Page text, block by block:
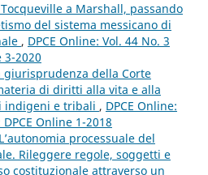
a Marshall, passando
del sistema messicano di
, DPCE Online: Vol. 44 No. 3
3-2020
giurisprudenza della Corte
di diritti alla vita e alla
indigeni e tribali , DPCE Online:
Online 1-2018
L’autonomia processuale del
Rileggere regole, soggetti e
costituzionale attraverso un